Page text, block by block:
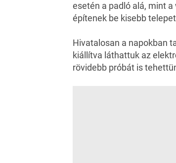
esetén a padló alá, mint
építenek be kisebb
Hivatalosan a napokban
kiállítva láthattuk az
rövidebb próbát is